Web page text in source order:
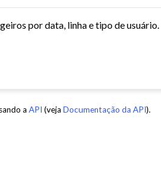
por data, linha e tipo de usuário.
a API (veja Documentação da API).